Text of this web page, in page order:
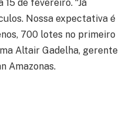
15 de fevereiro. “Já
Nossa expectativa é
700 lotes no primeiro
Altair Gadelha, gerente
Amazonas.